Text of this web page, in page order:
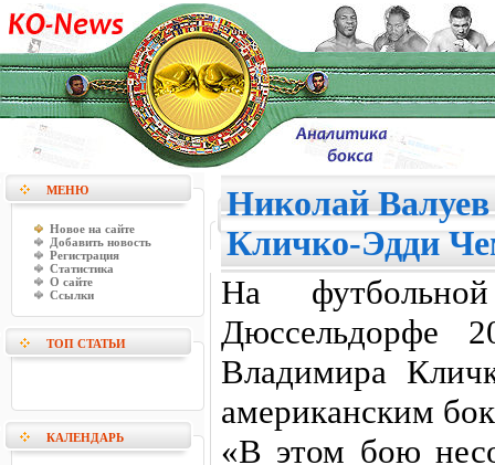
МЕНЮ
Новое на сайте
Добавить новость
Регистрация
Статистика
О сайте
Ссылки
ТОП СТАТЬИ
КАЛЕНДАРЬ
Николай
Кличко-Эдди
На
Дюссельдорфе
Владимира
американским
«В этом бою